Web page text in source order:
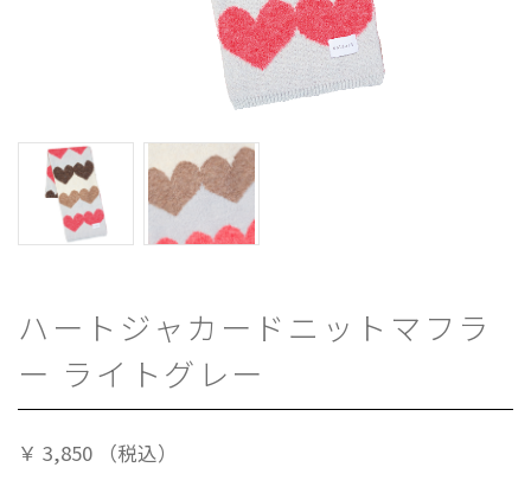
ハートジャカードニットマフラ
ー ライトグレー
￥ 3,850 （税込）